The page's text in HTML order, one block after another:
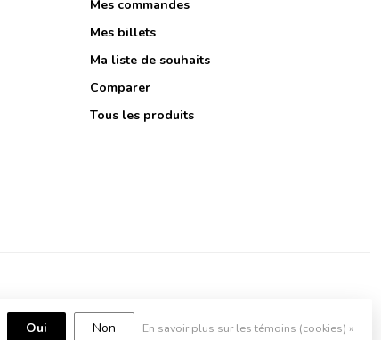
Mes commandes
Mes billets
Ma liste de souhaits
Comparer
Tous les produits
Oui Non En savoir plus sur les témoins (cookies) »